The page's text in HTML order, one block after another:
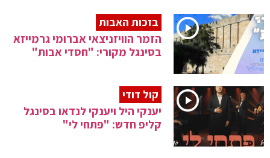
בזכות האבות
הזמר הוויזניצאי אברומי גרמייזא
בסינגל מקורי: "חסדי אבות"
קול דודי
יענקי היל ויענקי לנדאו בסינגל
קליפ חדש: "פתחי לי"